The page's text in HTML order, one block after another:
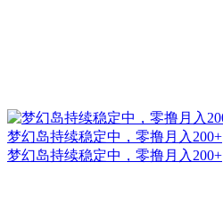
梦幻岛持续稳定中，零撸月入200+
梦幻岛持续稳定中，零撸月入200+